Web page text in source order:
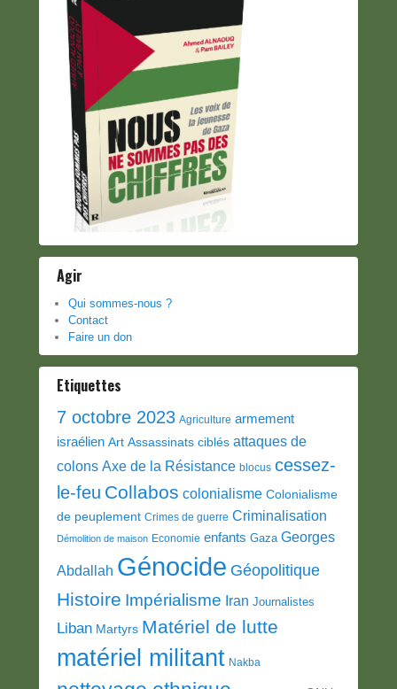
Agir
Qui sommes-nous ?
Contact
Faire un don
Etiquettes
7 octobre 2023 Agriculture armement
israélien Art Assassinats ciblés attaques de
colons Axe de la Résistance blocus cessez-
le-feu Collabos colonialisme Colonialisme
de peuplement Crimes de guerre Criminalisation
Démolition de maison Economie enfants Gaza Georges
Abdallah Génocide Géopolitique
Histoire Impérialisme Iran Journalistes
Liban Martyrs Matériel de lutte
matériel militant Nakba